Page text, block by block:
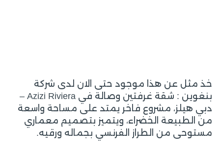
خذ مثل عن هذا موجود حتى الان لدى شركة
بنغوين : شقة غرفتين وصالة في Azizi Riviera –
دبي هيلز، مشروع فاخر يمتد على مساحة واسعة
من الطبيعة الخضراء، ويتميز بتصميم معماري
مستوحى من الطراز الفرنسي بجماله ورقيه.